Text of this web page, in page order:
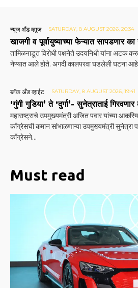
न्यूज अँड व्ह्यूज SATURDAY, 8 AUGUST 2026, 20:34
खाजगी व पूर्वायुष्याच्या फेऱ्यात सापडणार
तामिळनाडूत विरोधी पक्षनेते उदयनिधी यांना अटक
नेण्यात आले होते. अगदी कालपरवा घडलेली घटना आहे.
ब्लॅक अँड व्हाईट SATURDAY, 8 AUGUST 2026, 19:41
‘गुंगी गुडिया’ ते ‘दुर्गा’- सुनेत्राताई
महाराष्ट्राचे उपमुख्यमंत्री अजित पवार यांच्या
काँग्रेसची कमान सांभाळणाऱ्या उपमुख्यमंत्री सुनेत्रा
काँग्रेसने...
Must read